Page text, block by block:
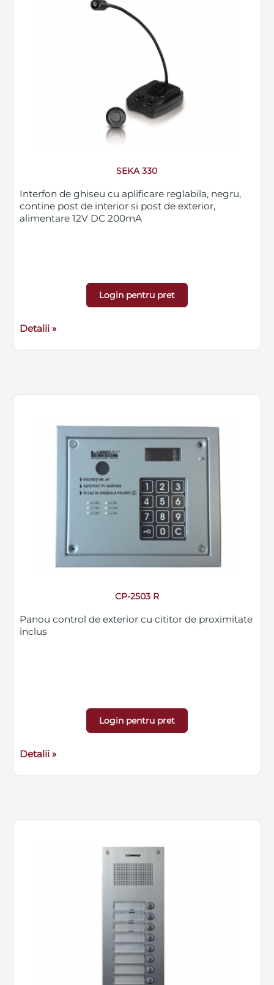
SEKA 330
Interfon de ghiseu cu aplificare reglabila, negru,
contine post de interior si post de exterior,
alimentare 12V DC 200mA
Login pentru pret
Detalii »
CP-2503 R
Panou control de exterior cu cititor de proximitate
inclus
Login pentru pret
Detalii »